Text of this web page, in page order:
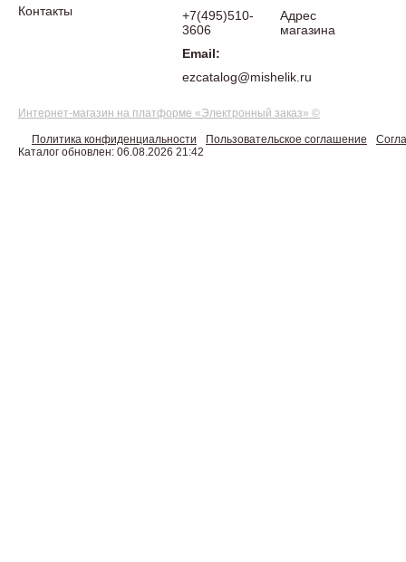
Контакты
+7(495)510-
3606
Email:
ezcatalog@mishelik.ru
Адрес
магазина
Интернет-магазин на платформе «Электронный заказ» ©
Политика конфиденциальности Пользовательское соглашение
Каталог обновлен: 06.08.2026 21:42